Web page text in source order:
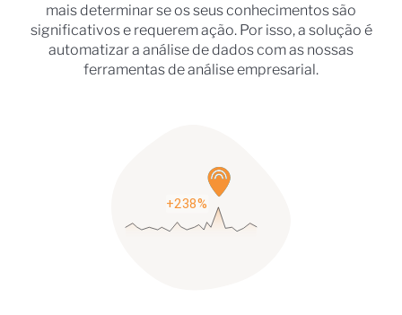
mais determinar se os seus conhecimentos são
significativos e requerem ação. Por isso, a solução é
automatizar a análise de dados com as nossas
ferramentas de análise empresarial.